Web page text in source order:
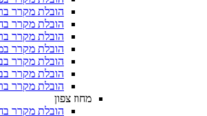
הובלת מקרר
הובלת מקרר
הובלת מקרר
הובלת מקרר
הובלת מקרר
הובלת מקרר
הובלת מקרר
מחוז צפון
הובלת מקרר